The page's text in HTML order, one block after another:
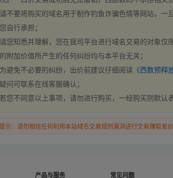
请不要将购买的域名用于制作钓鱼诈骗色情等网站，
您自行承担；
请您知悉并理解，您在我司平台进行域名交易的对象仅
的附加价值所产生的任何纠纷均与本平台无关；
为避免不必要的纠纷，出价前建议仔细阅读 《西数预释
疑问可联系在线客服确认；
若您不同意以上事项，请勿进行购买，一经购买则默认
示：请勿相信任何利用本站域名交易规则漏洞进行交易赚取差
产品与服务 常见问题